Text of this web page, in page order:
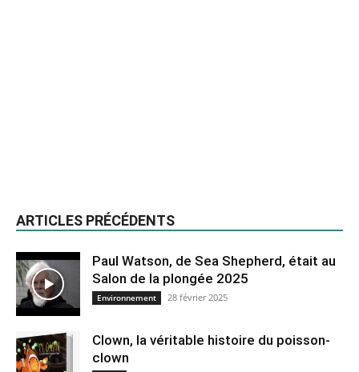
ARTICLES PRÉCÉDENTS
Paul Watson, de Sea Shepherd, était au
Salon de la plongée 2025
Environnement 28 février 2025
Clown, la véritable histoire du poisson-
clown